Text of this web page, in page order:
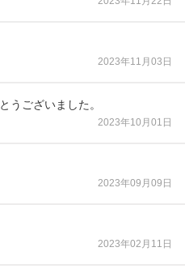
2023年11月03日
うございました。
2023年10月01日
2023年09月09日
2023年02月11日